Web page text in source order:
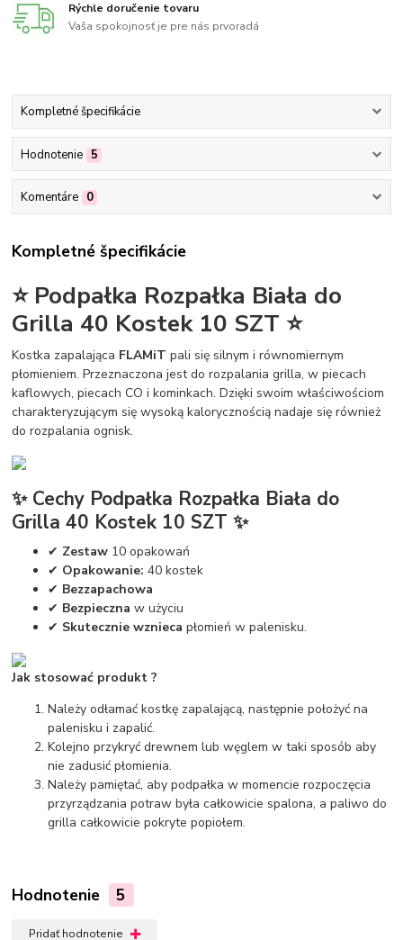
Rýchle doručenie tovaru
Vaša spokojnosť je pre nás prvoradá
Kompletné špecifikácie
Hodnotenie 5
Komentáre 0
Kompletné špecifikácie
⭐ Podpałka Rozpałka Biała do
Grilla 40 Kostek 10 SZT ⭐
Kostka zapalająca FLAMiT pali się silnym i równomiernym
płomieniem. Przeznaczona jest do rozpalania grilla, w piecach
kaflowych, piecach CO i kominkach. Dzięki swoim właściwościom
charakteryzującym się wysoką kalorycznością nadaje się również
do rozpalania ognisk.
✨ Cechy Podpałka Rozpałka Biała do
Grilla 40 Kostek 10 SZT ✨
✔ Zestaw 10 opakowań
✔ Opakowanie: 40 kostek
✔ Bezzapachowa
✔ Bezpieczna w użyciu
✔ Skutecznie wznieca płomień w palenisku.
Jak stosować produkt ?
Należy odłamać kostkę zapalającą, następnie położyć na
palenisku i zapalić.
Kolejno przykryć drewnem lub węglem w taki sposób aby
nie zadusić płomienia.
Należy pamiętać, aby podpałka w momencie rozpoczęcia
przyrządzania potraw była całkowicie spalona, a paliwo do
grilla całkowicie pokryte popiołem.
Hodnotenie 5
Pridať hodnotenie